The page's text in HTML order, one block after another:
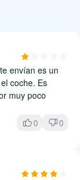
envían es un
coche. Es
muy poco
0 0